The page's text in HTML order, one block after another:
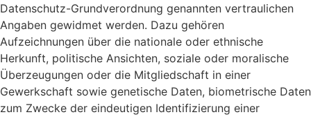
Datenschutz-Grundverordnung genannten vertraulichen
Angaben gewidmet werden. Dazu gehören
Aufzeichnungen über die nationale oder ethnische
Herkunft, politische Ansichten, soziale oder moralische
Überzeugungen oder die Mitgliedschaft in einer
Gewerkschaft sowie genetische Daten, biometrische Daten
zum Zwecke der eindeutigen Identifizierung einer